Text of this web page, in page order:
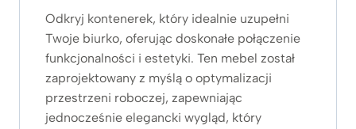
Odkryj kontenerek, który idealnie uzupełni
Twoje biurko, oferując doskonałe połączenie
funkcjonalności i estetyki. Ten mebel został
zaprojektowany z myślą o optymalizacji
przestrzeni roboczej, zapewniając
jednocześnie elegancki wygląd, który